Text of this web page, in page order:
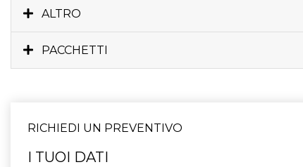
ALTRO
PACCHETTI
RICHIEDI UN PREVENTIVO
I TUOI DATI